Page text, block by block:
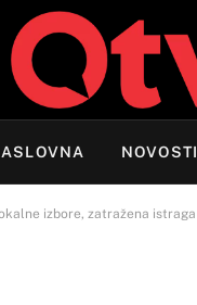
NOVOSTI
izbore, zatražena istraga